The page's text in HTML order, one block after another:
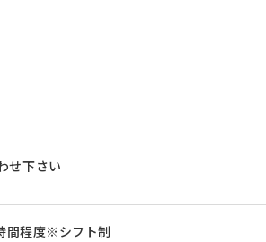
せ下さい
間程度※シフト制